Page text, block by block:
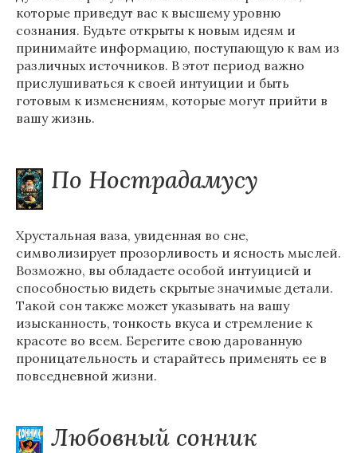
которые приведут вас к высшему уровню
сознания. Будьте открыты к новым идеям и
принимайте информацию, поступающую к вам из
различных источников. В этот период важно
прислушиваться к своей интуиции и быть
готовым к изменениям, которые могут прийти в
вашу жизнь.
По Нострадамусу
Хрустальная ваза, увиденная во сне,
символизирует прозорливость и ясность мыслей.
Возможно, вы обладаете особой интуицией и
способностью видеть скрытые значимые детали.
Такой сон также может указывать на вашу
изысканность, тонкость вкуса и стремление к
красоте во всем. Берегите свою дарованную
проницательность и старайтесь применять ее в
повседневной жизни.
Любовный сонник